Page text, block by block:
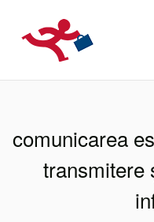
comunicarea
transmitere